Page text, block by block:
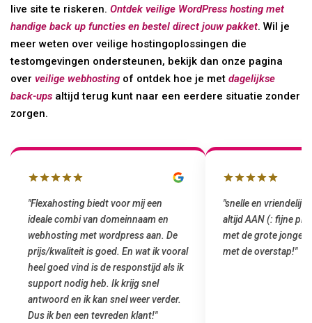
live site te riskeren.Ontdek veilige WordPress hosting met
handige back up functies en bestel direct jouw pakket. Wil je
meer weten over veilige hostingoplossingen die
testomgevingen ondersteunen, bekijk dan onze pagina
overveilige webhosting of ontdek hoe je metdagelijkse
back-ups altijd terug kunt naar een eerdere situatie zonder
zorgen.
"snelle en vriendelijke service. staat
altijd AAN (: fijne prijzen vergeleken
met de grote jongens en dus nu al blij
met de overstap!"
"Top service. Ik had
het installeren van
was meteen door
gemaakt. Top